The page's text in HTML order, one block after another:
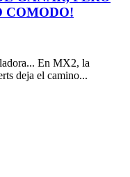
COMODO!
En MX2, la
deja el camino...